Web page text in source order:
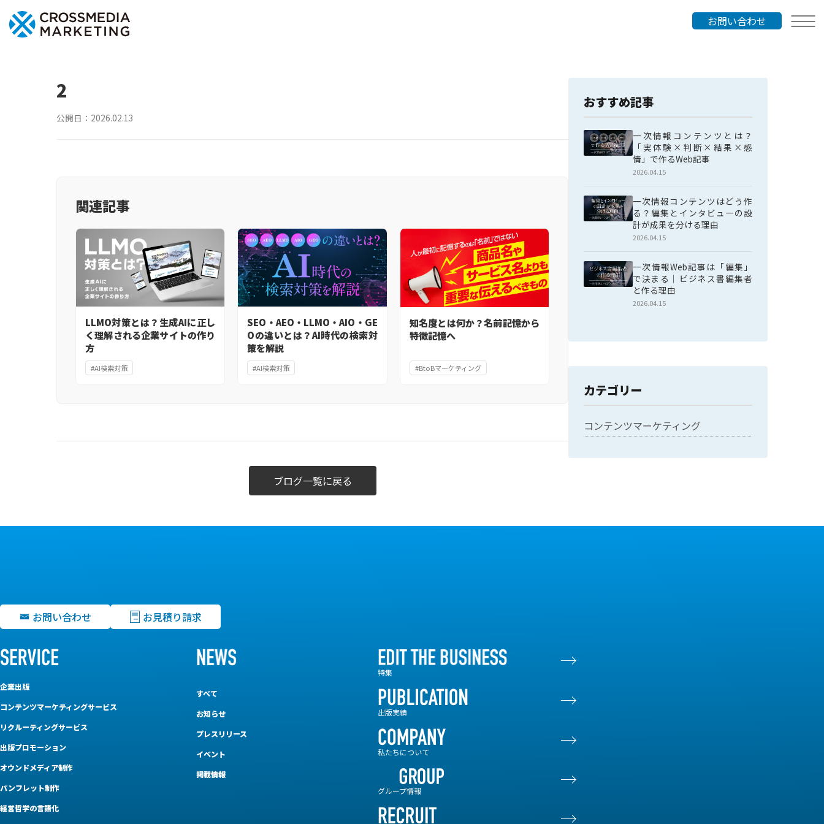
お問い合わせ
2
公開日： 2026.02.13
関連記事
LLMO対策とは？生成AIに正し
く理解される企業サイトの作り
方
#AI検索対策
SEO・AEO・LLMO・AIO・GE
Oの違いとは？AI時代の検索対
策を解説
#AI検索対策
知名度とは何か？名前記憶から
特徴記憶へ
#BtoBマーケティング
ブログ一覧に戻る
おすすめ記事
一次情報コンテンツとは？
「実体験×判断×結果×感
情」で作るWeb記事
2026.04.15
一次情報コンテンツはどう作
る？編集とインタビューの設
計が成果を分ける理由
2026.04.15
一次情報Web記事は「編集」
で決まる｜ビジネス書編集者
と作る理由
2026.04.15
カテゴリー
コンテンツマーケティング
お問い合わせ お見積り請求
企業出版
コンテンツマーケティングサービス
リクルーティングサービス
出版プロモーション
オウンドメディア制作
パンフレット制作
経営哲学の言語化
すべて
お知らせ
プレスリリース
イベント
掲載情報
特集
出版実績
私たちについて
グループ情報